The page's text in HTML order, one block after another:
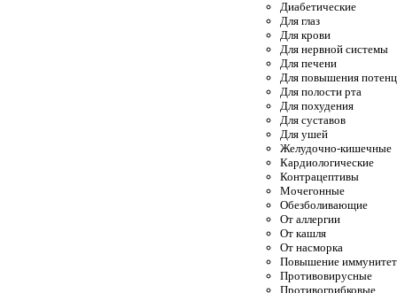
Диабетические
Для глаз
Для крови
Для нервной системы
Для печени
Для повышения
Для полости рта
Для похудения
Для суставов
Для ушей
Желудочно-кишечные
Кардиологические
Контрацептивы
Мочегонные
Обезболивающие
От аллергии
От кашля
От насморка
Повышение
Противовирусные
Противогрибковые